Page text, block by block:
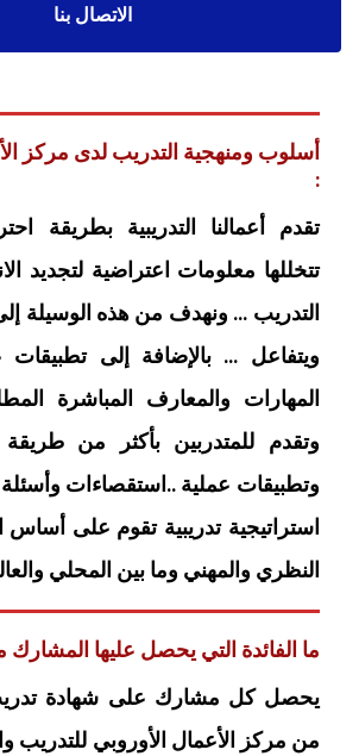
الاتصال بنا
أسلوب ومنهجية التدريب لدى مركز
:
تقدم أعمالنا التدريبية بطريقة
تتخللها معلومات اعتراضية لتجديد
التدريب … ونهدف من هذه الوسيلة
ويتفاعل … بالإضافة إلى
المهارات والمعارف المباشرة
وتقدم للمتدربين بأكثر من
وتطبيقات عملية ..استقصاءات وأسئلة
استراتيجية تدريبية تقوم على أساس
النظري والمهني وما بين المحلي
ما الفائدة التي يحصل عليها المشارك
يحصل كل مشارك على شهادة
من مركز الأعمال الأوروبي للتدريب